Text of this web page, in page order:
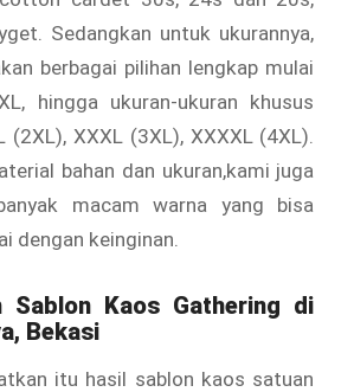
Sedangkan untuk ukurannya,
berbagai pilihan lengkap mulai
hingga ukuran-ukuran khusus
(2XL), XXXL (3XL), XXXXL (4XL).
bahan dan ukuran,kami juga
macam warna yang bisa
dengan keinginan.
Sablon Kaos Gathering di
Bekasi
itu hasil sablon kaos satuan